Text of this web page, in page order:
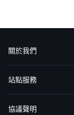
關於我們
認識華盛
媒體報導
意見反饋
站點服務
收費標準
交易工具
幫助中心
協議聲明